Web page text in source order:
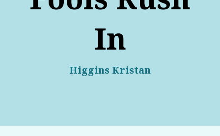
In
Higgins Kristan